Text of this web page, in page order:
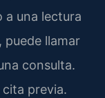
a una lectura
puede llamar
consulta.
previa.